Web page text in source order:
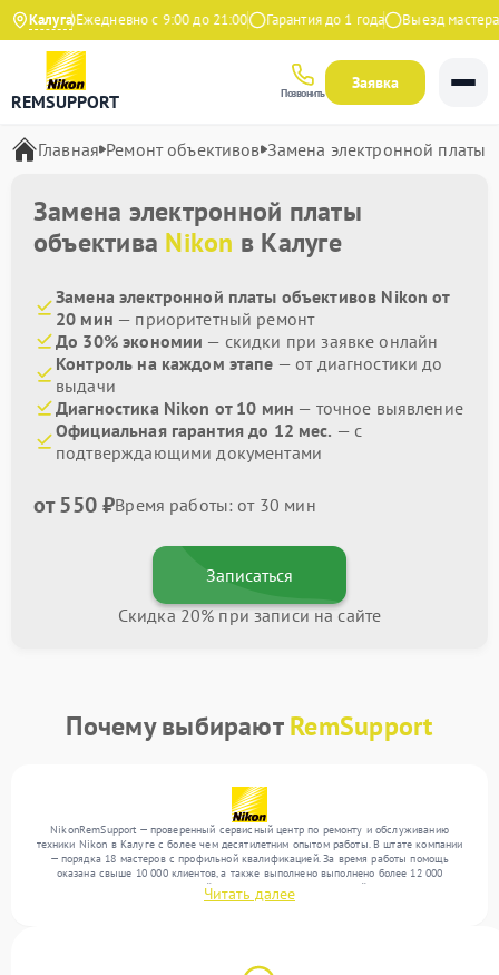
КалугаЕжедневно с 9:00 до 21:00 Гарантия до 1 года Выезд мастера
REMSUPPORT Позвонить
Заявка
Главная Ремонт объективов Замена электронной платы
Замена электронной платы
объектива Nikon в Калуге
Замена электронной платы объективов Nikon от
20 мин — приоритетный ремонт
До 30% экономии — скидки при заявке онлайн
Контроль на каждом этапе — от диагностики до
выдачи
Диагностика Nikon от 10 мин — точное выявление
Официальная гарантия до 12 мес. — с
подтверждающими документами
от 550 ₽Время работы: от 30 мин
Записаться
Скидка 20% при записи на сайте
Почему выбираютRemSupport
NikonRemSupport — проверенный сервисный центр по ремонту и обслуживанию
техники Nikon в Калуге с более чем десятилетним опытом работы. В штате компании
— порядка 18 мастеров с профильной квалификацией. За время работы помощь
оказана свыше 10 000 клиентов, а также выполнено выполнено более 12 000
ремонтов. Ежемесячно в сервисный центр поступает от 300 устройств, включая , , . Мы
работаем с широким спектром неисправностей и обеспечиваем надежный результат
Читать далее